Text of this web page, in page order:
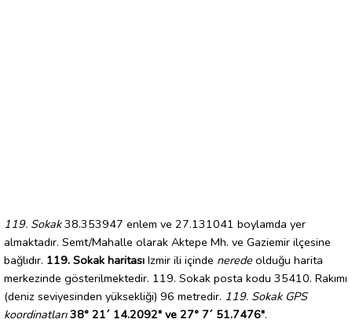
119. Sokak38.353947 enlem ve 27.131041 boylamda yer
almaktadır. Semt/Mahalle olarak Aktepe Mh. ve Gaziemir ilçesine
bağlıdır. 119. Sokak haritası Izmir ili içinde nerede olduğu harita
merkezinde gösterilmektedir. 119. Sokak posta kodu 35410. Rakımı
(deniz seviyesinden yüksekliği) 96 metredir. 119. Sokak GPS
koordinatları 38° 21´ 14.2092" ve 27° 7´ 51.7476".